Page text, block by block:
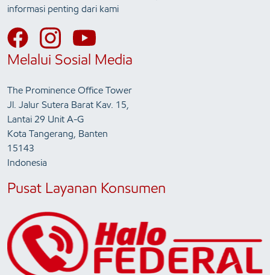
informasi penting dari kami
Melalui Sosial Media
The Prominence Office Tower
Jl. Jalur Sutera Barat Kav. 15,
Lantai 29 Unit A-G
Kota Tangerang, Banten
15143
Indonesia
Pusat Layanan Konsumen